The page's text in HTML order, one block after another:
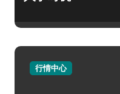
行情中心